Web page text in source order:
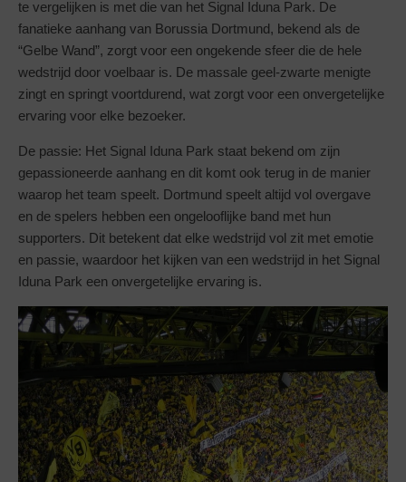
te vergelijken is met die van het Signal Iduna Park. De
fanatieke aanhang van Borussia Dortmund, bekend als de
“Gelbe Wand”, zorgt voor een ongekende sfeer die de hele
wedstrijd door voelbaar is. De massale geel-zwarte menigte
zingt en springt voortdurend, wat zorgt voor een onvergetelijke
ervaring voor elke bezoeker.
De passie: Het Signal Iduna Park staat bekend om zijn
gepassioneerde aanhang en dit komt ook terug in de manier
waarop het team speelt. Dortmund speelt altijd vol overgave
en de spelers hebben een ongelooflijke band met hun
supporters. Dit betekent dat elke wedstrijd vol zit met emotie
en passie, waardoor het kijken van een wedstrijd in het Signal
Iduna Park een onvergetelijke ervaring is.